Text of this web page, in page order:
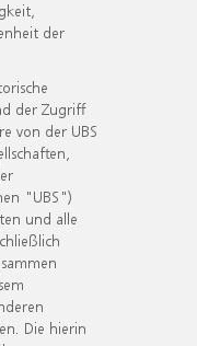
der
der Zugriff
von der UBS
"UBS")
und alle
Die hierin